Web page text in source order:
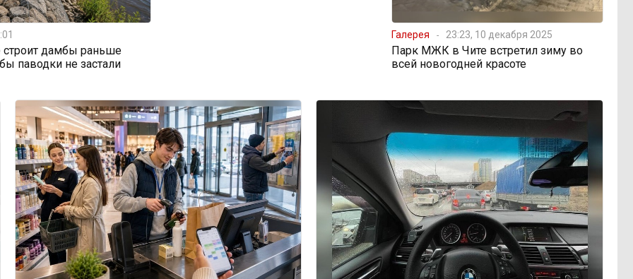
строит дамбы раньше
паводки не застали
Галерея 23:23, 10 декабря 2025
Парк МЖК в Чите встретил зиму во
всей новогодней красоте